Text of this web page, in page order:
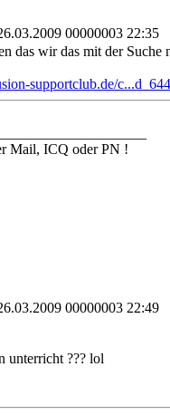
00000003 22:35
das wir das mit der Suche
supportclub.de/
Mail, ICQ oder PN !
00000003 22:49
unterricht ??? lol